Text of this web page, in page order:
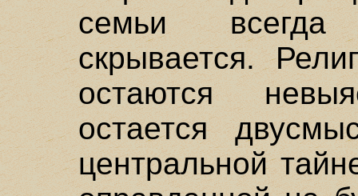
семьи всегда
скрывается.
остаются
остается
центральной